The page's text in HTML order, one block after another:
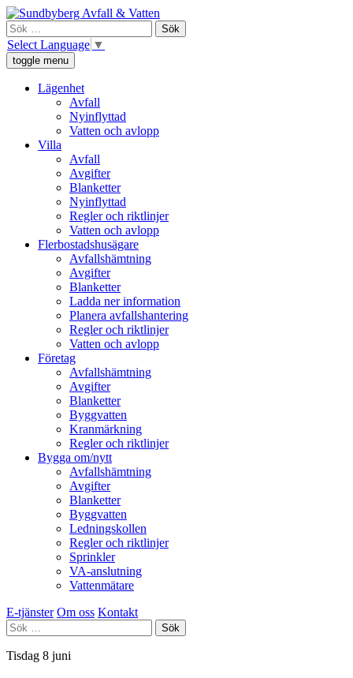
Skip
to
content
Sundbyberg Avfall och Vatten
Vi ansvarar för sophämtning, leverans av rent dricksvatten och att
avloppsvattnet tas omhand i Sundbyberg.
Sök
efter:
Select Language ▼
toggle menu
Lägenhet
Avfall
Nyinflyttad
Vatten och avlopp
Villa
Avfall
Avgifter
Blanketter
Nyinflyttad
Regler och riktlinjer
Vatten och avlopp
Flerbostadshusägare
Avfallshämtning
Avgifter
Blanketter
Ladda ner information
Planera avfallshantering
Regler och riktlinjer
Vatten och avlopp
Företag
Avfallshämtning
Avgifter
Blanketter
Byggvatten
Kranmärkning
Regler och riktlinjer
Bygga om/nytt
Avfallshämtning
Avgifter
Blanketter
Byggvatten
Ledningskollen
Regler och riktlinjer
Sprinkler
VA-anslutning
Vattenmätare
E-tjänster Om oss Kontakt
Sök
efter:
Tisdag 8 juni